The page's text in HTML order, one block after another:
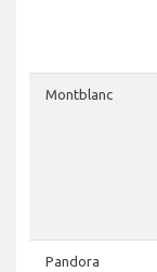
Montblanc
Pandora